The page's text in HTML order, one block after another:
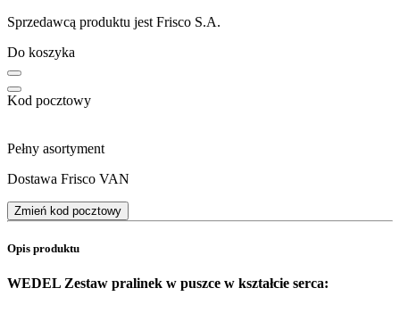
Sprzedawcą produktu jest Frisco S.A.
Do koszyka
Kod pocztowy
Pełny asortyment
Dostawa Frisco VAN
Zmień kod pocztowy
Opis produktu
WEDEL Zestaw pralinek w puszce w kształcie serca: